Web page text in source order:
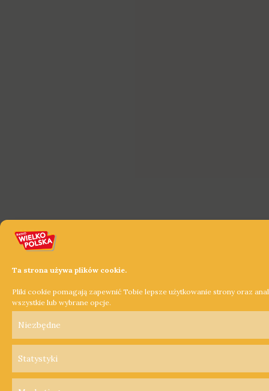
Ta strona używa plików cookie.
Pliki cookie pomagają zapewnić Tobie lepsze użytkowanie strony oraz
wszystkie lub wybrane opcje.
Niezbędne
Statystyki